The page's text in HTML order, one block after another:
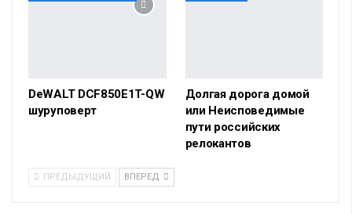
DeWALT DCF850E1T-QW
шуруповерт
Долгая дорога домой
или Неисповедимые
пути российских
релокантов
ПРЕДЫДУЩИЙ ВПЕРЕД